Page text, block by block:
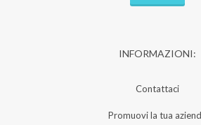
INFORMAZIONI:
Contattaci
Promuovi la tua